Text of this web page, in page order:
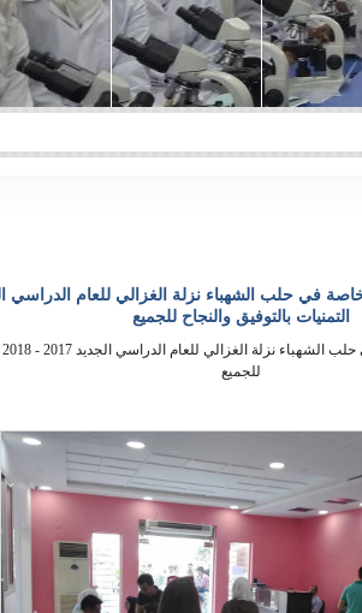
التمنيات بالتوفيق والنجاح للجميع
للجميع